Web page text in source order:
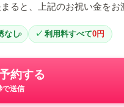
ると、上記のお祝い金をお
なし 利用料すべて0円
約する
で送信